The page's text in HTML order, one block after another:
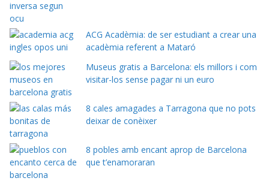
ACG Acadèmia: de ser estudiant a crear una
acadèmia referent a Mataró
Museus gratis a Barcelona: els millors i com
visitar-los sense pagar ni un euro
8 cales amagades a Tarragona que no pots
deixar de conèixer
8 pobles amb encant aprop de Barcelona
que t’enamoraran